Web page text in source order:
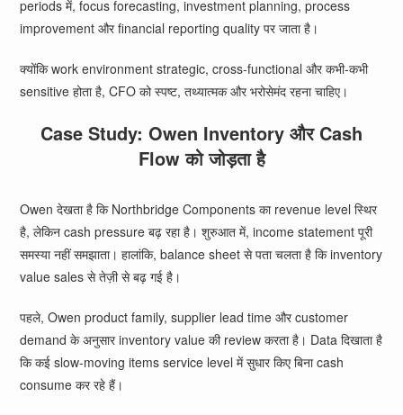
periods में, focus forecasting, investment planning, process
improvement और financial reporting quality पर जाता है।
क्योंकि work environment strategic, cross-functional और कभी-कभी
sensitive होता है, CFO को स्पष्ट, तथ्यात्मक और भरोसेमंद रहना चाहिए।
Case Study: Owen Inventory और Cash
Flow को जोड़ता है
Owen देखता है कि Northbridge Components का revenue level स्थिर
है, लेकिन cash pressure बढ़ रहा है। शुरुआत में, income statement पूरी
समस्या नहीं समझाता। हालांकि, balance sheet से पता चलता है कि inventory
value sales से तेज़ी से बढ़ गई है।
पहले, Owen product family, supplier lead time और customer
demand के अनुसार inventory value की review करता है। Data दिखाता है
कि कई slow-moving items service level में सुधार किए बिना cash
consume कर रहे हैं।